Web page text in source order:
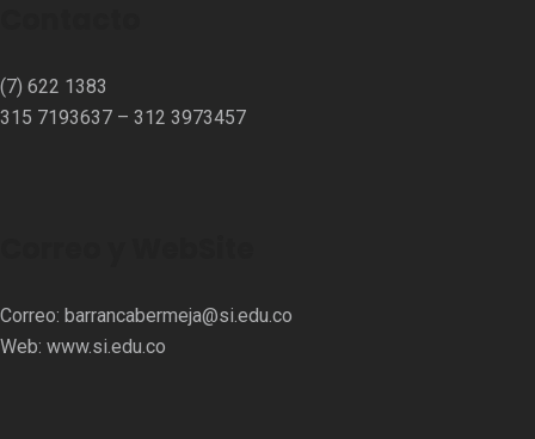
(7) 622 1383
315 7193637 – 312 3973457⁣⁣
Correo: barrancabermeja@si.edu.co
Web: www.si.edu.co